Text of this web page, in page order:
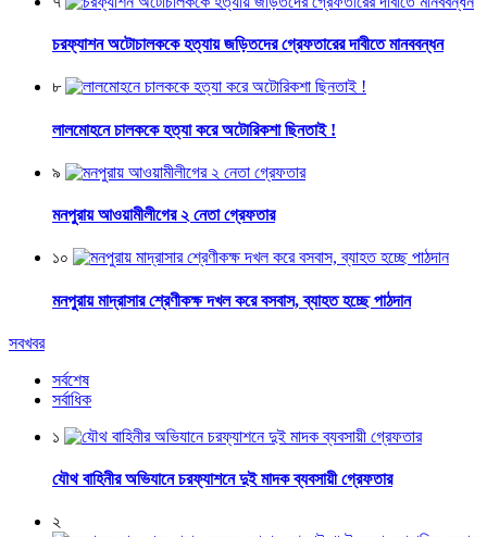
চরফ্যাশন অটোচালককে হত্যায় জড়িতদের গ্রেফতারের দাবীতে মানববন্ধন
৮
লালমোহনে চালককে হত্যা করে অটোরিকশা ছিনতাই !
৯
মনপুরায় আওয়ামীলীগের ২ নেতা গ্রেফতার
১০
মনপুরায় মাদ্রাসার শ্রেণীকক্ষ দখল করে বসবাস, ব্যাহত হচ্ছে পাঠদান
সবখবর
সর্বশেষ
সর্বাধিক
১
যৌথ বাহিনীর অভিযানে চরফ্যাশনে দুই মাদক ব্যবসায়ী গ্রেফতার
২